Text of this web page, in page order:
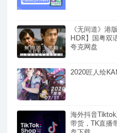
《无间道》港
HDR】国粤双
夸克网盘
2020匠人绘
海外抖音
带货，TK直播